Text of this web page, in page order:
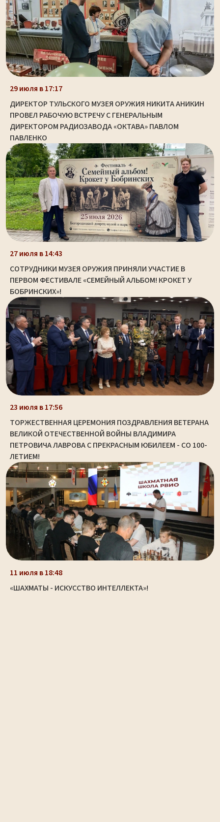
29 июля в 17:17
ДИРЕКТОР ТУЛЬСКОГО МУЗЕЯ ОРУЖИЯ НИКИТА АНИКИН
ПРОВЕЛ РАБОЧУЮ ВСТРЕЧУ С ГЕНЕРАЛЬНЫМ
ДИРЕКТОРОМ РАДИОЗАВОДА «ОКТАВА» ПАВЛОМ
ПАВЛЕНКО
27 июля в 14:43
СОТРУДНИКИ МУЗЕЯ ОРУЖИЯ ПРИНЯЛИ УЧАСТИЕ В
ПЕРВОМ ФЕСТИВАЛЕ «СЕМЕЙНЫЙ АЛЬБОМ! КРОКЕТ У
БОБРИНСКИХ»!
23 июля в 17:56
ТОРЖЕСТВЕННАЯ ЦЕРЕМОНИЯ ПОЗДРАВЛЕНИЯ ВЕТЕРАНА
ВЕЛИКОЙ ОТЕЧЕСТВЕННОЙ ВОЙНЫ ВЛАДИМИРА
ПЕТРОВИЧА ЛАВРОВА С ПРЕКРАСНЫМ ЮБИЛЕЕМ - СО 100-
ЛЕТИЕМ!
11 июля в 18:48
«ШАХМАТЫ - ИСКУССТВО ИНТЕЛЛЕКТА»!